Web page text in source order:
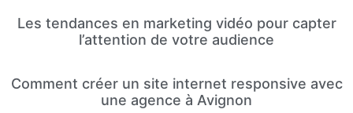
Les tendances en marketing vidéo pour capter
l’attention de votre audience
Comment créer un site internet responsive avec
une agence à Avignon